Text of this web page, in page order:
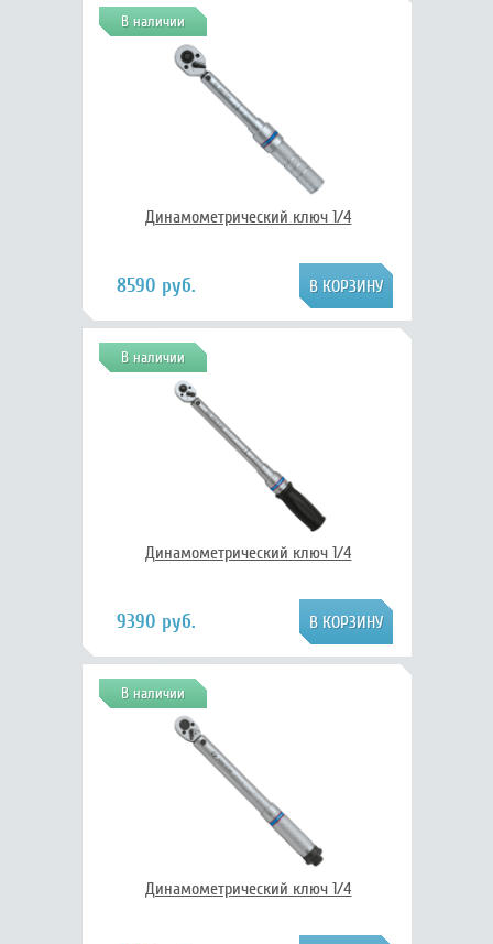
В наличии
Динамометрический ключ 1/4
8590 руб.
В наличии
Динамометрический ключ 1/4
9390 руб.
В наличии
Динамометрический ключ 1/4